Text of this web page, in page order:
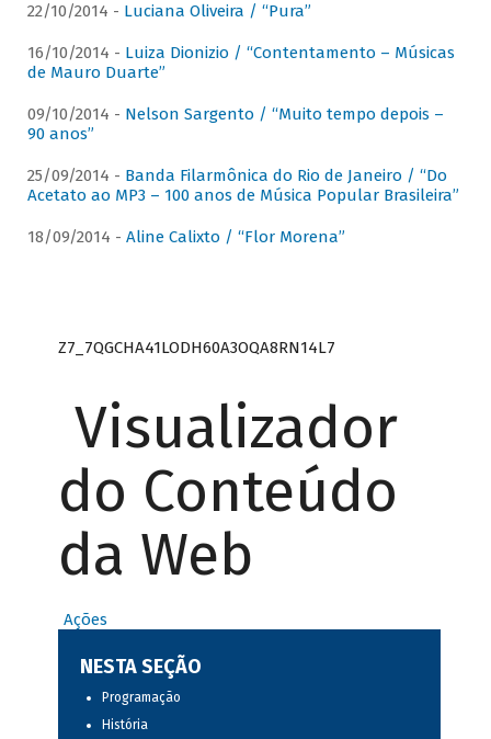
22/10/2014 - Luciana Oliveira / “Pura”
16/10/2014 - Luiza Dionizio / “Contentamento – Músicas
de Mauro Duarte”
09/10/2014 - Nelson Sargento / “Muito tempo depois –
90 anos”
25/09/2014 - Banda Filarmônica do Rio de Janeiro / “Do
Acetato ao MP3 – 100 anos de Música Popular Brasileira”
18/09/2014 - Aline Calixto / “Flor Morena”
Z7_7QGCHA41LODH60A3OQA8RN14L7
Visualizador
do Conteúdo
da Web
Ações
NESTA SEÇÃO
Programação
História